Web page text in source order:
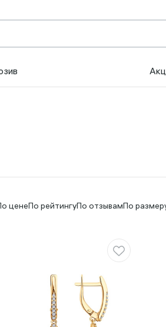
ценеПо рейтингуПо отзывамПо